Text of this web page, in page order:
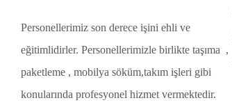
Personellerimiz son derece işini ehli ve
eğitimlidirler. Personellerimizle birlikte taşıma ,
paketleme , mobilya söküm,takım işleri gibi
konularında profesyonel hizmet vermektedir.